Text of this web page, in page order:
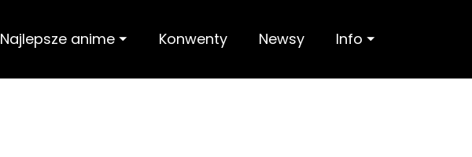
Najlepsze anime ⏷ Konwenty Newsy Info ⏷